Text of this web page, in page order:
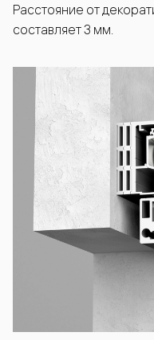
Расстояние от
составляет 3 мм.